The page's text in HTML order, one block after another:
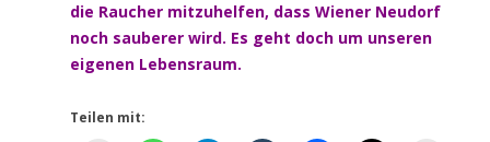
die Raucher mitzuhelfen, dass Wiener Neudorf
noch sauberer wird. Es geht doch um unseren
eigenen Lebensraum.
Teilen mit: